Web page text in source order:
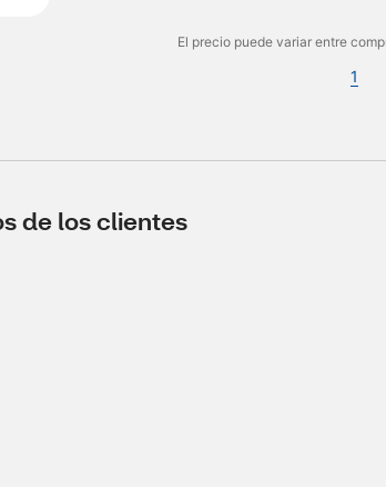
El precio puede variar entre
1
de los clientes